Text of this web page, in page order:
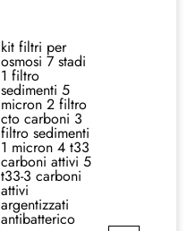
kit filtri per
osmosi 7 stadi
1 filtro
sedimenti 5
micron 2 filtro
cto carboni 3
filtro sedimenti
1 micron 4 t33
carboni attivi 5
t33-3 carboni
attivi
argentizzati
antibatterico